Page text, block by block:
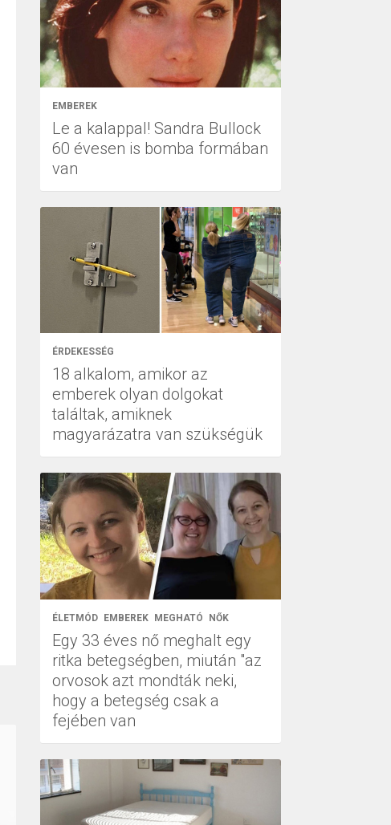
EMBEREK
Le a kalappal! Sandra Bullock
60 évesen is bomba formában
van
ÉRDEKESSÉG
18 alkalom, amikor az
emberek olyan dolgokat
találtak, amiknek
magyarázatra van szükségük
ÉLETMÓD EMBEREK MEGHATÓ NŐK
Egy 33 éves nő meghalt egy
ritka betegségben, miután "az
orvosok azt mondták neki,
hogy a betegség csak a
fejében van